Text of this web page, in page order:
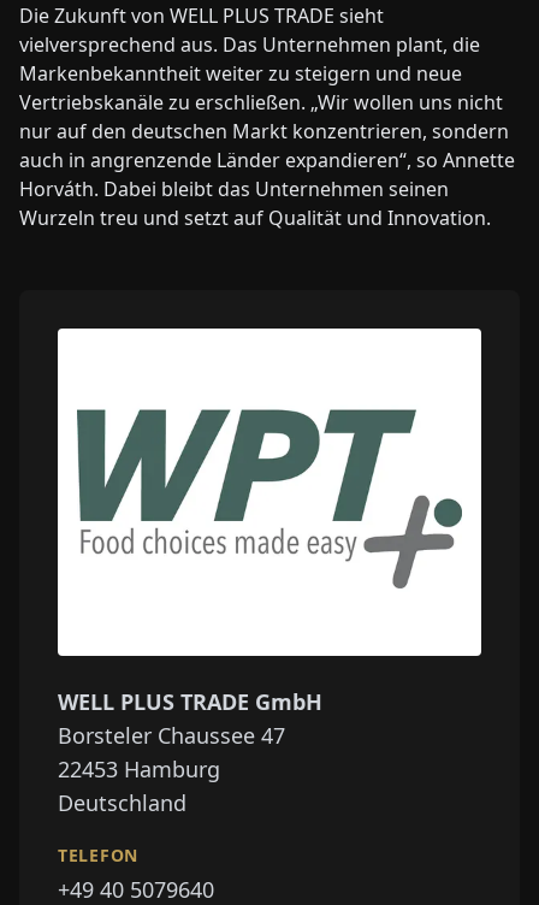
Die Zukunft von WELL PLUS TRADE sieht
vielversprechend aus. Das Unternehmen plant, die
Markenbekanntheit weiter zu steigern und neue
Vertriebskanäle zu erschließen. „Wir wollen uns nicht
nur auf den deutschen Markt konzentrieren, sondern
auch in angrenzende Länder expandieren“, so Annette
Horváth. Dabei bleibt das Unternehmen seinen
Wurzeln treu und setzt auf Qualität und Innovation.
WELL PLUS TRADE GmbH
Borsteler Chaussee 47
22453 Hamburg
Deutschland
TELEFON
+49 40 5079640